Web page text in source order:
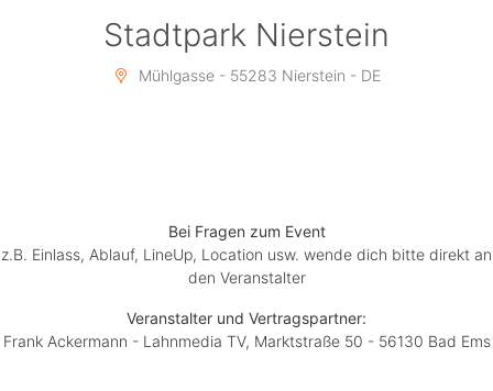
Stadtpark Nierstein
Mühlgasse - 55283 Nierstein - DE
Bei Fragen zum Event
z.B. Einlass, Ablauf, LineUp, Location usw. wende dich bitte direkt an
den Veranstalter
Veranstalter und Vertragspartner:
Frank Ackermann - Lahnmedia TV, Marktstraße 50 - 56130 Bad Ems